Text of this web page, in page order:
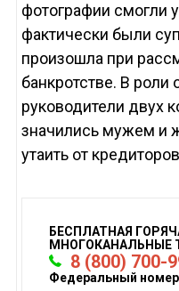
фотографии смогли
фактически были
произошла при
банкротстве. В
руководители двух
значились мужем и
утаить от
БЕСПЛАТНАЯ
МНОГОКАНАЛЬНЫЕ
8 (800) 700-
Федеральный номер